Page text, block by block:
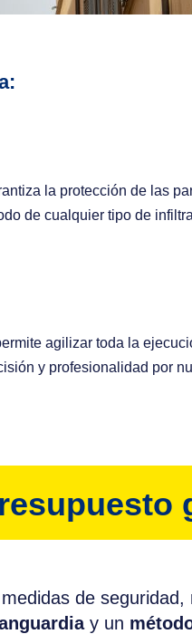
la protección de las
de cualquier tipo de
agilizar toda la
y profesionalidad por
de
y un